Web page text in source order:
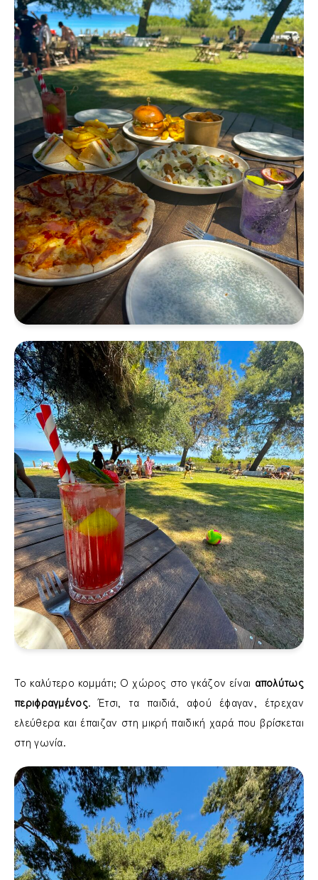
Το καλύτερο κομμάτι; Ο χώρος στο γκάζον είναι απολύτως
περιφραγμένος. Έτσι, τα παιδιά, αφού έφαγαν, έτρεχαν
ελεύθερα και έπαιζαν στη μικρή παιδική χαρά που βρίσκεται
στη γωνία.